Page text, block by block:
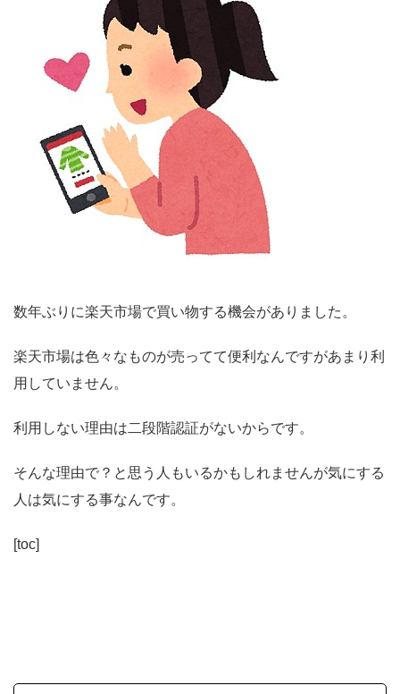
数年ぶりに楽天市場で買い物する機会がありました。
楽天市場は色々なものが売ってて便利なんですがあまり利
用していません。
利用しない理由は二段階認証がないからです。
そんな理由で？と思う人もいるかもしれませんが気にする
人は気にする事なんです。
[toc]